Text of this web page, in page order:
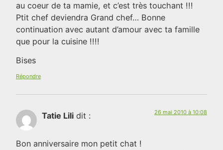
au coeur de ta mamie, et c’est très touchant !!!
Ptit chef deviendra Grand chef… Bonne
continuation avec autant d’amour avec ta famille
que pour la cuisine !!!!
Bises
Répondre
Tatie Lili dit : 26 mai 2010 à 10:08
Bon anniversaire mon petit chat !